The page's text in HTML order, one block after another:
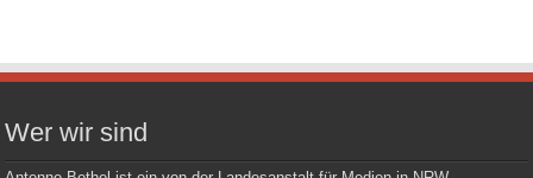
Wer wir sind